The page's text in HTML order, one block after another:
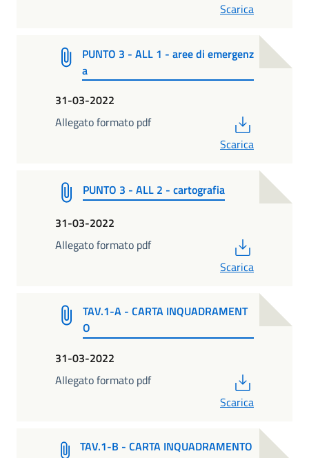
Scarica
PUNTO 3 - ALL 1 - aree di emergenz
a
31-03-2022
Allegato formato pdf
Scarica
PUNTO 3 - ALL 2 - cartografia
31-03-2022
Allegato formato pdf
Scarica
TAV.1-A - CARTA INQUADRAMENT
O
31-03-2022
Allegato formato pdf
Scarica
TAV.1-B - CARTA INQUADRAMENTO